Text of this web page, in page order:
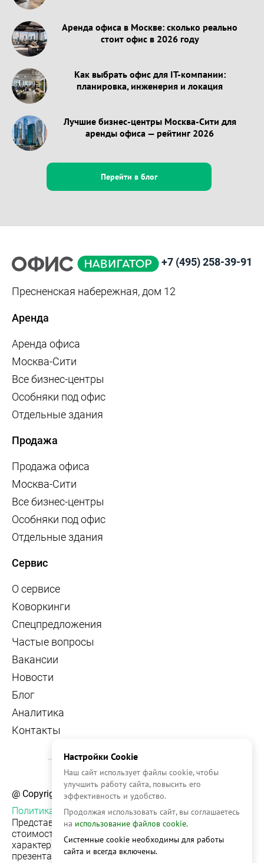
Аренда офиса в Москве: сколько реально
стоит офис в 2026 году
Как выбрать офис для IT-компании:
планировка, инженерия и локация
Лучшие бизнес-центры Москва-Сити для
аренды офиса — рейтинг 2026
Перейти в блог
+7 (495) 258-39-91
Пресненская набережная, дом 12
Аренда
Аренда офиса
Москва-Сити
Все бизнес-центры
Особняки под офис
Отдельные здания
Продажа
Продажа офиса
Москва-Сити
Все бизнес-центры
Особняки под офис
Отдельные здания
Сервис
О сервисе
Коворкинги
Спецпредложения
Частые вопросы
Вакансии
Новости
Блог
Аналитика
Контакты
@ Copyright, 2026 OFFICE NAVIGATOR
Политика конфиденциальности
Представленная на сайте информация, в т.ч.
стоимости объектов, носит информационный
характер и не является публичной офертой. Условия
презентации объекта недвижимости на сервисе
Настройки Cookie
Наш сайт использует файлы cookie, чтобы
улучшить работу сайта, повысить его
эффективность и удобство.
Продолжая использовать сайт, вы соглашаетесь
на использование файлов cookie.
Системные cookie необходимы для работы
сайта и всегда включены.